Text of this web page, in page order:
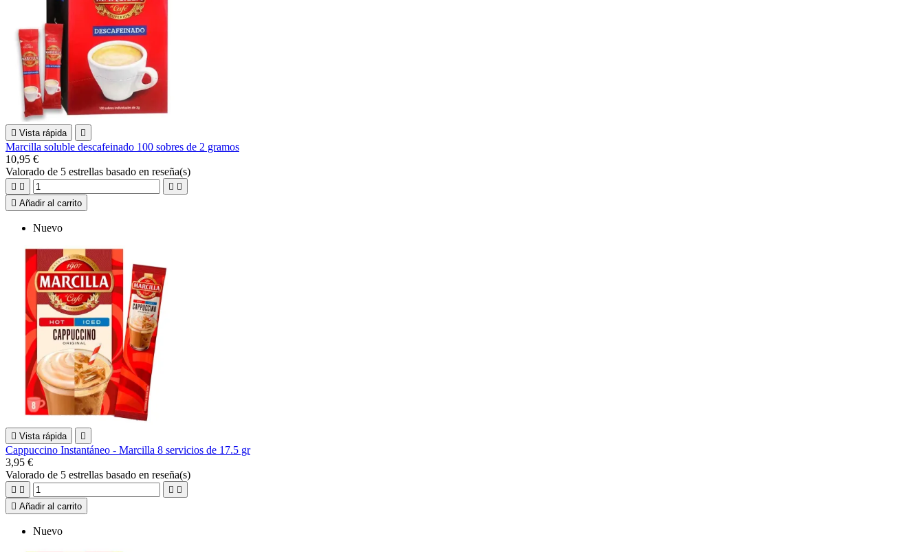
 Vista rápida 
Marcilla soluble descafeinado 100 sobres de 2 gramos
10,95 €
Valorado de 5 estrellas basado en reseña(s)
   
 Añadir al carrito
Nuevo
 Vista rápida 
Cappuccino Instantáneo - Marcilla 8 servicios de 17.5 gr
3,95 €
Valorado de 5 estrellas basado en reseña(s)
   
 Añadir al carrito
Nuevo